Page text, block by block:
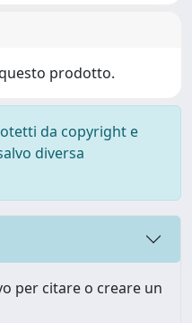
prodotto.
da copyright e
diversa
per citare o creare un